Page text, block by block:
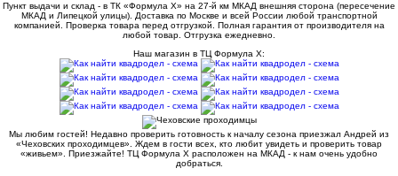
Пункт выдачи и склад - в ТК «Формула X» на 27-й км МКАД внешняя сторона (пересечение
МКАД и Липецкой улицы). Доставка по Москве и всей России любой транспортной
компанией. Проверка товара перед отгрузкой. Полная гарантия от производителя на
любой товар. Отгрузка ежедневно.
Наш магазин в ТЦ Формула Х:
Мы любим гостей! Недавно проверить готовность к началу сезона приезжал Андрей из
«Чеховских проходимцев». Ждем в гости всех, кто любит увидеть и проверить товар
«живьем». Приезжайте! ТЦ Формула Х расположен на МКАД - к нам очень удобно
добраться.